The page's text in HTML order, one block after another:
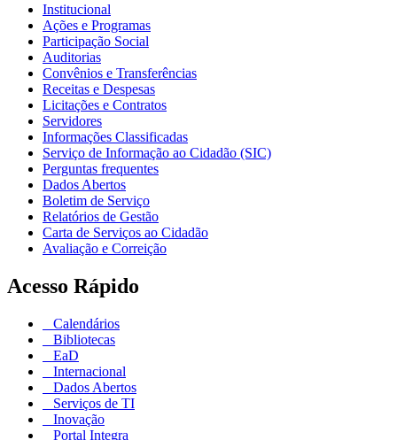
Institucional
Ações e Programas
Participação Social
Auditorias
Convênios e Transferências
Receitas e Despesas
Licitações e Contratos
Servidores
Informações Classificadas
Serviço de Informação ao Cidadão (SIC)
Perguntas frequentes
Dados Abertos
Boletim de Serviço
Relatórios de Gestão
Carta de Serviços ao Cidadão
Avaliação e Correição
Acesso Rápido
Calendários
Bibliotecas
EaD
Internacional
Dados Abertos
Serviços de TI
Inovação
Portal Integra